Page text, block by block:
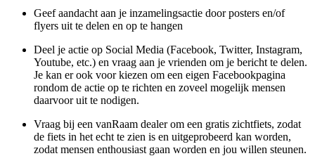
Geef aandacht aan je inzamelingsactie door posters en/of
flyers uit te delen en op te hangen
Deel je actie op Social Media (Facebook, Twitter, Instagram,
Youtube, etc.) en vraag aan je vrienden om je bericht te delen.
Je kan er ook voor kiezen om een eigen Facebookpagina
rondom de actie op te richten en zoveel mogelijk mensen
daarvoor uit te nodigen.
Vraag bij een vanRaam dealer om een gratis zichtfiets, zodat
de fiets in het echt te zien is en uitgeprobeerd kan worden,
zodat mensen enthousiast gaan worden en jou willen steunen.